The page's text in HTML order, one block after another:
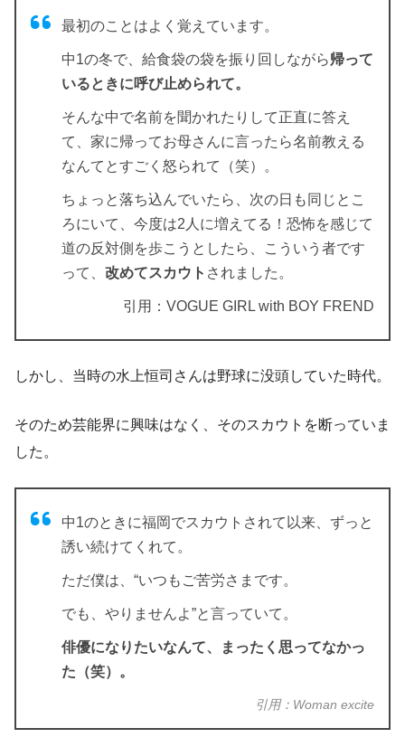
最初のことはよく覚えています。
中1の冬で、給食袋の袋を振り回しながら帰って
いるときに呼び止められて。
そんな中で名前を聞かれたりして正直に答え
て、家に帰ってお母さんに言ったら名前教える
なんてとすごく怒られて（笑）。
ちょっと落ち込んでいたら、次の日も同じとこ
ろにいて、今度は2人に増えてる！恐怖を感じて
道の反対側を歩こうとしたら、こういう者です
って、 改めてスカウト されました。
引用：VOGUE GIRL with BOY FREND
しかし、当時の水上恒司さんは野球に没頭していた時代。
そのため芸能界に興味はなく、 そのスカウトを断っていま
した。
中1のときに福岡でスカウトされて以来、ずっと
誘い続けてくれて。
ただ僕は、“いつもご苦労さまです。
でも、やりませんよ”と言っていて。
俳優になりたいなんて、まったく思ってなかっ
た（笑）。
引用：Woman excite